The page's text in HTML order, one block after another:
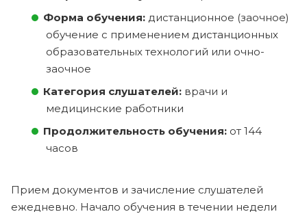
Форма обучения: дистанционное (заочное)
обучение с применением дистанционных
образовательных технологий или очно-
заочное
Категория слушателей: врачи и
медицинские работники
Продолжительность обучения: от 144
часов
Прием документов и зачисление слушателей
ежедневно. Начало обучения в течении недели